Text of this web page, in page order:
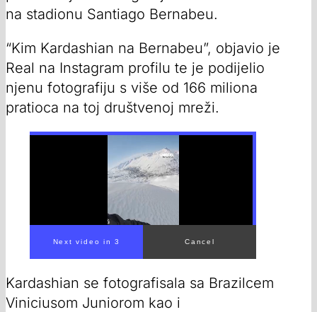
na stadionu Santiago Bernabeu.
“Kim Kardashian na Bernabeu”, objavio je
Real na Instagram profilu te je podijelio
njenu fotografiju s više od 166 miliona
pratioca na toj društvenoj mreži.
Kardashian se fotografisala sa Brazilcem
Viniciusom Juniorom kao i